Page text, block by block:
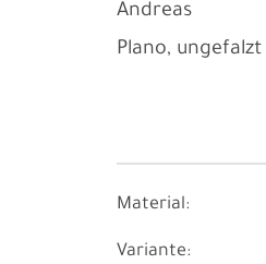
Andreas
Plano, ungefalzt
Material:
Variante: